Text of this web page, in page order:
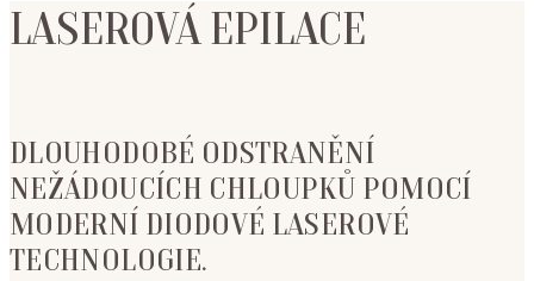
LASEROVÁ EPILACE
DLOUHODOBÉ ODSTRANĚNÍ
NEŽÁDOUCÍCH CHLOUPKŮ POMOCÍ
MODERNÍ DIODOVÉ LASEROVÉ
TECHNOLOGIE.